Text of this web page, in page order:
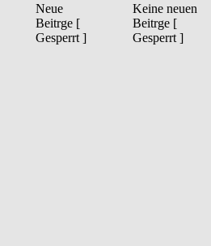
Neue
Beitrge [
Gesperrt ]
Keine neuen
Beitrge [
Gesperrt ]